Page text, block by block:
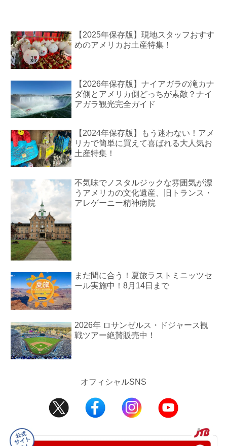
【2025年保存版】現地スタッフおすす
めのアメリカお土産特集！
【2026年保存版】ナイアガラの滝カナ
ダ側とアメリカ側どっちが素敵？ナイ
アガラ観光完全ガイド
【2024年保存版】もう迷わない！アメ
リカで簡単に買えて喜ばれる大人気お
土産特集！
不気味でノスタルジックな雰囲気が漂
うアメリカの文化遺産、旧トランス・
アレゲーニー精神病院
まだ間に合う！夏旅ラストミニッツセ
ール実施中！8月14日まで
2026年 ロサンゼルス・ドジャース観
戦ツアー絶賛販売中！
オフィシャルSNS